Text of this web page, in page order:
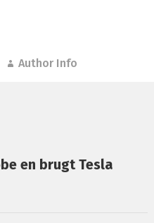
Author Info
en brugt Tesla